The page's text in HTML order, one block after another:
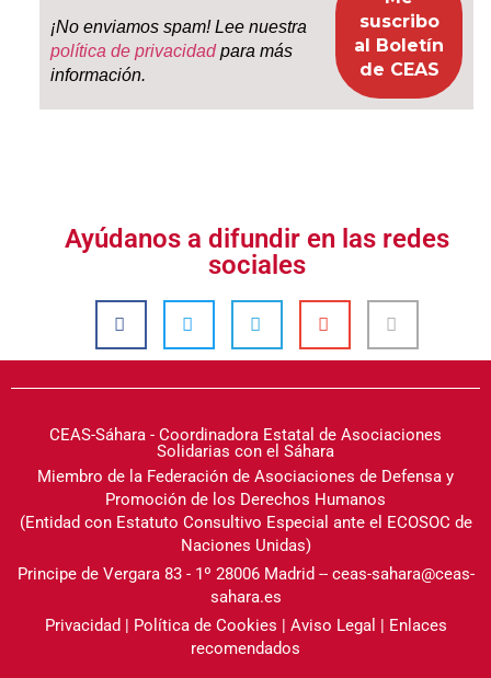
¡No enviamos spam! Lee nuestra
política de privacidadpara más
información.
Ayúdanos a difundir en las redes
sociales
CEAS-Sáhara - Coordinadora Estatal de Asociaciones
Solidarias con el Sáhara
Miembro de la Federación de Asociaciones de Defensa y
Promoción de los Derechos Humanos
(Entidad con Estatuto Consultivo Especial ante el ECOSOC de
Naciones Unidas)
Principe de Vergara 83 - 1º 28006 Madrid -- ceas-sahara@ceas-
sahara.es
Privacidad | Política de Cookies | Aviso Legal | Enlaces
recomendados